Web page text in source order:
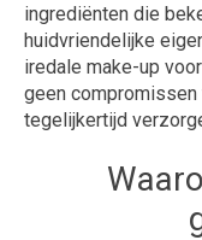
ingrediënten die
huidvriendelijke
iredale make-up
geen
tegelijkertijd